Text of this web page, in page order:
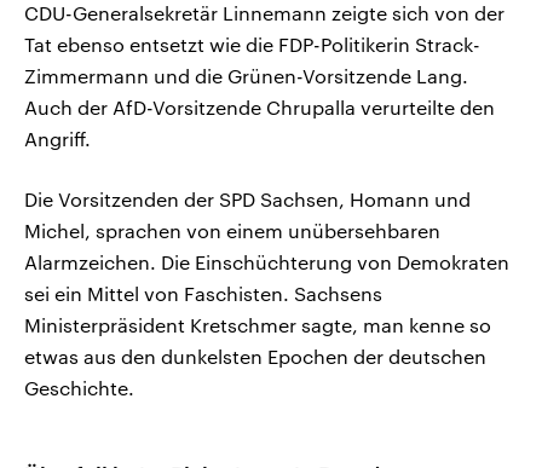
CDU-Generalsekretär Linnemann zeigte sich von der
Tat ebenso entsetzt wie die FDP-Politikerin Strack-
Zimmermann und die Grünen-Vorsitzende Lang.
Auch der AfD-Vorsitzende Chrupalla verurteilte den
Angriff.
Die Vorsitzenden der SPD Sachsen, Homann und
Michel, sprachen von einem unübersehbaren
Alarmzeichen. Die Einschüchterung von Demokraten
sei ein Mittel von Faschisten. Sachsens
Ministerpräsident Kretschmer sagte, man kenne so
etwas aus den dunkelsten Epochen der deutschen
Geschichte.